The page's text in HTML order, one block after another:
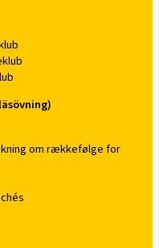
om rækkefølge for